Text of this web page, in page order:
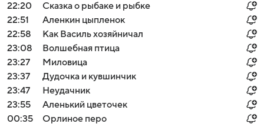
22:20
Сказка о рыбаке и рыбке
22:51
Аленкин цыпленок
22:58
Как Василь хозяйничал
23:08
Волшебная птица
23:27
Миловица
23:37
Дудочка и кувшинчик
23:47
Неудачник
23:55
Аленький цветочек
00:35
Орлиное перо